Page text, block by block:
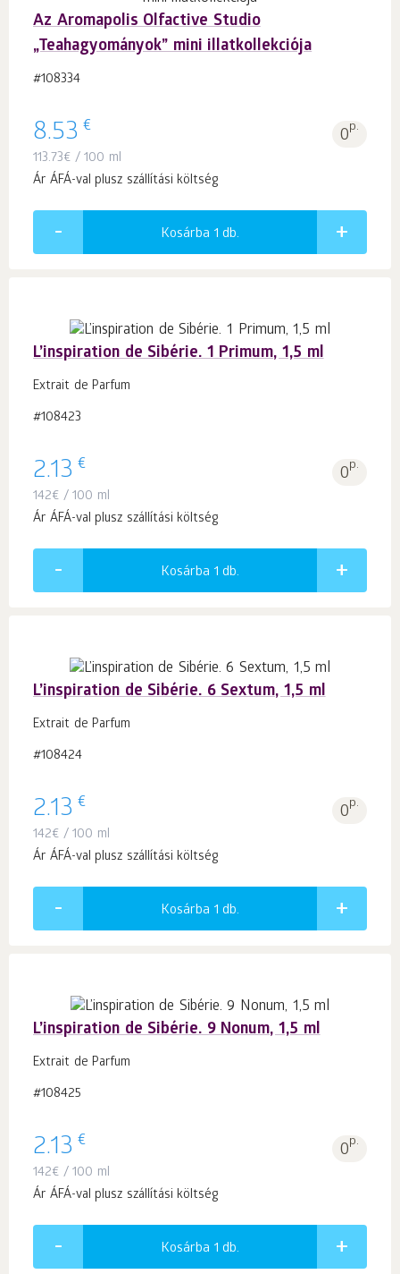
Az Aromapolis Olfactive Studio
„Teahagyományok” mini illatkollekciója
#108334
8.53 € 0p.
113.73€ / 100 ml
Ár ÁFÁ-val plusz szállítási költség
Kosárba 1 db.
L’inspiration de Sibérie. 1 Primum, 1,5 ml
Extrait de Parfum
#108423
2.13 € 0p.
142€ / 100 ml
Ár ÁFÁ-val plusz szállítási költség
Kosárba 1 db.
L’inspiration de Sibérie. 6 Sextum, 1,5 ml
Extrait de Parfum
#108424
2.13 € 0p.
142€ / 100 ml
Ár ÁFÁ-val plusz szállítási költség
Kosárba 1 db.
L’inspiration de Sibérie. 9 Nonum, 1,5 ml
Extrait de Parfum
#108425
2.13 € 0p.
142€ / 100 ml
Ár ÁFÁ-val plusz szállítási költség
Kosárba 1 db.